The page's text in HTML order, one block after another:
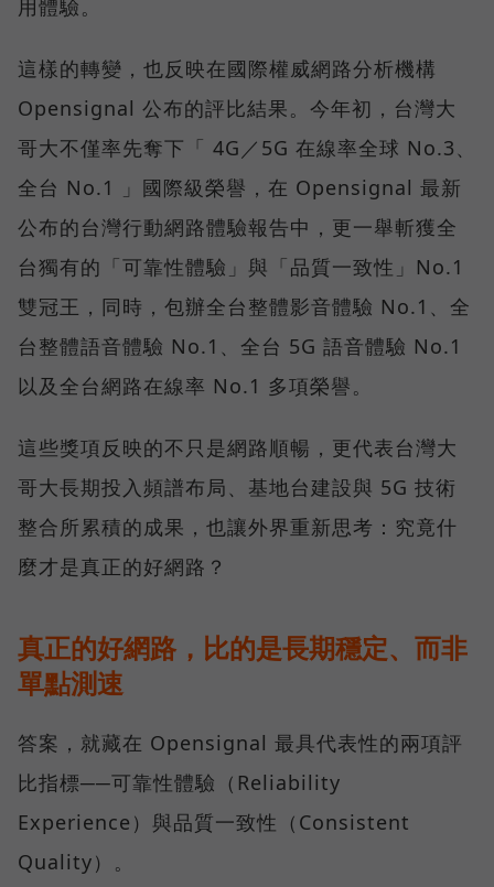
用體驗。
這樣的轉變，也反映在國際權威網路分析機構
Opensignal 公布的評比結果。今年初，台灣大
哥大不僅率先奪下「 4G／5G 在線率全球 No.3、
全台 No.1 」國際級榮譽，在 Opensignal 最新
公布的台灣行動網路體驗報告中，更一舉斬獲全
台獨有的「可靠性體驗」與「品質一致性」No.1
雙冠王，同時，包辦全台整體影音體驗 No.1、全
台整體語音體驗 No.1、全台 5G 語音體驗 No.1
以及全台網路在線率 No.1 多項榮譽。
這些獎項反映的不只是網路順暢，更代表台灣大
哥大長期投入頻譜布局、基地台建設與 5G 技術
整合所累積的成果，也讓外界重新思考：究竟什
麼才是真正的好網路？
真正的好網路，比的是長期穩定、而非
單點測速
答案，就藏在 Opensignal 最具代表性的兩項評
比指標──可靠性體驗（Reliability
Experience）與品質一致性（Consistent
Quality）。